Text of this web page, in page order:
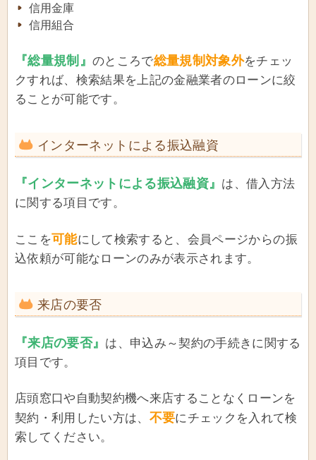
信用金庫
信用組合
『総量規制』のところで総量規制対象外をチェッ
クすれば、検索結果を上記の金融業者のローンに絞
ることが可能です。
インターネットによる振込融資
『インターネットによる振込融資』 は、借入方法
に関する項目です。
ここを可能にして検索すると、会員ページからの振
込依頼が可能なローンのみが表示されます。
来店の要否
『来店の要否』 は、申込み～契約の手続きに関する
項目です。
店頭窓口や自動契約機へ来店することなくローンを
契約・利用したい方は、 不要にチェックを入れて検
索してください。